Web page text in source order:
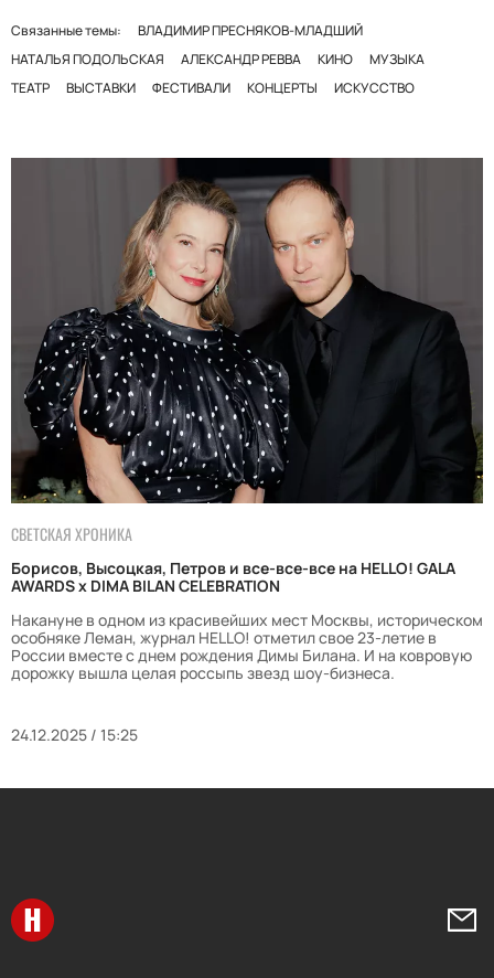
Связанные темы:
ВЛАДИМИР ПРЕСНЯКОВ-МЛАДШИЙ
НАТАЛЬЯ ПОДОЛЬСКАЯ
АЛЕКСАНДР РЕВВА КИНО
МУЗЫКА
ТЕАТР
ВЫСТАВКИ ФЕСТИВАЛИ КОНЦЕРТЫ ИСКУССТВО
СВЕТСКАЯ ХРОНИКА
Борисов, Высоцкая, Петров и все-все-все на HELLO! GALA
AWARDS х DIMA BILAN CELEBRATION
Накануне в одном из красивейших мест Москвы, историческом
особняке Леман, журнал HELLO! отметил свое 23-летие в
России вместе с днем рождения Димы Билана. И на ковровую
дорожку вышла целая россыпь звезд шоу-бизнеса.
24.12.2025 / 15:25
Перейти на главную